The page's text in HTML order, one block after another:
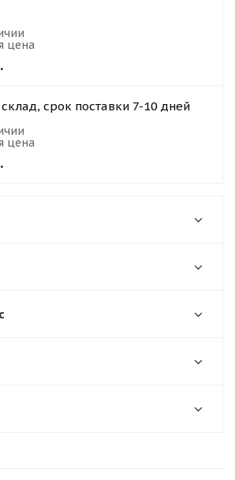
цена
срок поставки 7-10 дней
цена